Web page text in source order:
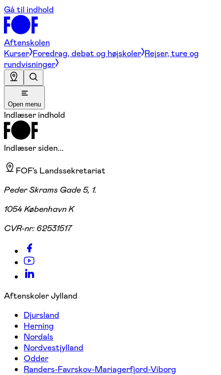
Gå til indhold
Aftenskolen
Kurser Foredrag, debat og højskoler Rejser, ture og
rundvisninger
Open menu
Indlæser indhold
Indlæser siden...
FOF's Landssekretariat
Peder Skrams Gade 5, 1.
1054 København K
CVR-nr: 62531517
Aftenskoler Jylland
Djursland
Herning
Nordals
Nordvestjylland
Odder
Randers-Favrskov-Mariagerfjord-Viborg